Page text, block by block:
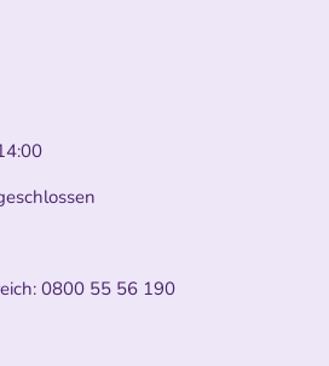
0800 55 56 190